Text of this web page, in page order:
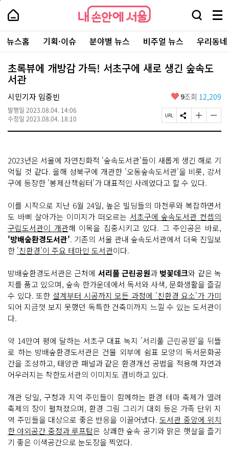
본
로
가
내
손
안
에
서
울
-
서
울
시
대
표
소
통
포
내
손
에
울
검
창
열
기
메
뉴
전
체
보
주
요
서
뉴스홈 기획·이슈 분야별 뉴스 비주얼 뉴스 우리동
초록뷰에 개방감 가득! 서초구에 새로 생긴 숲속도
서관
시민기자 임중빈
발행일 2023.08.04. 14:06
수정일 2023.08.04. 18:10
좋
요
9조회 12,209
페
이
L
복
사
S
N
유
하
기
글
자
크
게
변
경
하
글
자
작
게
변
2023년은 서울에 자연친화적 '숲속도서관'들이 새롭게 생긴 해로 기
억될 것 같다. 올해 성북구에 개관한 '오동숲속도서관'을 비롯, 강서
구에 등장한 '봉제산책쉼터'가 대표적인 사례였다고 할 수 있다.
이를 시작으로 지난 6월 24일, 높은 빌딩들의 마천루와 복잡하면서
도 바삐 살아가는 이미지가 떠오르는 서초구에 숲속도서관 컨셉의
구립도서관이 개관해 이목을 집중시키고 있다. 그 주인공은 바로,
'방배숲환경도서관'. 기존의 서울 관내 숲속도서관에서 더욱 진일보
한 '친환경'이 주요 테마인 도서관이다.
방배숲환경도서관은 근처에 서리풀 근린공원과 벚꽃데크와 같은 녹
지를 품고 있으며, 숲속 한가운데에서 독서와 사색, 문화생활을 즐길
수 있다. 또한 설계부터 시공까지 모든 과정에 '친환경 요소'가 가미
되어 지금껏 보지 못했던 독특한 건축미까지 느낄 수 있는 도서관이
다.
약 14만여 평에 달하는 서초구 대표 녹지 '서리풀 근린공원'을 뒤뜰
로 하는 방배숲환경도서관은 건물 외부에 쉼표 모양의 독서문화공
간을 조성하고, 태양관 패널과 같은 환경개선 공법을 적용해 자연과
어우러지는 착한도서관의 이미지도 겸비하고 있다.
개관 당일, 구청과 지역 주민들이 함께하는 환경 테마 축제가 열려
축제의 장이 펼쳐졌으며, 환경 그림 그리기 대회 등은 가족 단위 지
역 주민들을 대상으로 좋은 반응을 이끌어냈다. 도서관 중앙에 위치
한 야외공간 중정과 루프탑은 상쾌한 숲속 공기와 맑은 햇살을 즐기
기 좋은 이색공간으로 눈도장을 찍었다.
페
상
단
로